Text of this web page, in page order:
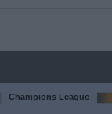
Champions League